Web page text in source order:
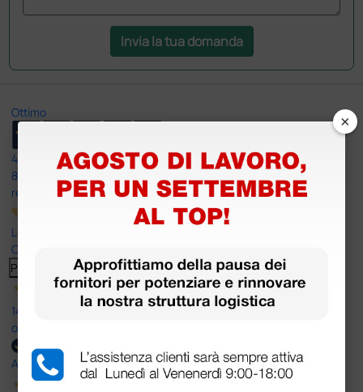
Invia la tua domanda
Ottimo
4,6
8.330
recensioni
Le nostre recensioni a 4 e 5 stelle.
Clicca qui per leggerle tutte >
Precedente
Successivo
14 Luglio 2026
ottima
Acquirente verificato
×